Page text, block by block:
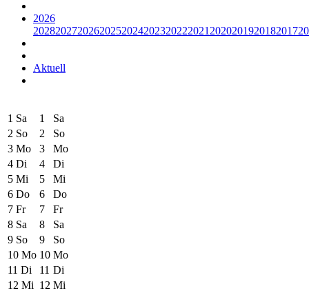
2026
20282027202620252024202320222021 2020201920182017
Aktuell
1 Sa 1
Sa
2 So 2
So
3 Mo 3
Mo
4 Di 4
Di
5 Mi 5
Mi
6 Do 6
Do
7 Fr 7
Fr
8 Sa 8
Sa
9 So 9
So
10 Mo 10 Mo
11 Di 11 Di
12 Mi 12 Mi